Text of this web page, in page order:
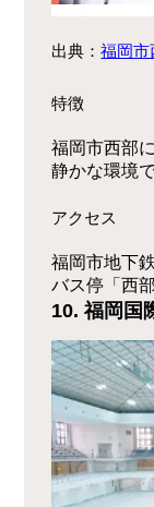
出典：福岡市
特徴
福岡市西部
静かな環境
アクセス
福岡市地下
バス停「西
10. 福岡国